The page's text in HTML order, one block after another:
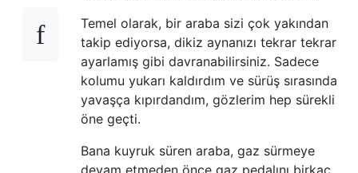
Temel olarak, bir araba sizi çok yakından
takip ediyorsa, dikiz aynanızı tekrar tekrar
ayarlamış gibi davranabilirsiniz. Sadece
kolumu yukarı kaldırdım ve sürüş sırasında
yavaşça kıpırdandım, gözlerim hep sürekli
öne geçti.
Bana kuyruk süren araba, gaz sürmeye
devam etmeden önce gaz pedalını birkaç